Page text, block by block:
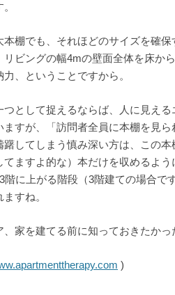
本棚でも、それほどのサイズを確
リビングの幅4mの壁面全体を床か
、ということですから。
つとして捉えるならば、人に見え
ますが、「訪問者全員に本棚を見
躇してしまう慎み深い方は、この
てますよ的な）本だけを収めるよ
階に上がる階段（3階建ての場合で
すね。
、家を建てる前に知っておきたかっ
)